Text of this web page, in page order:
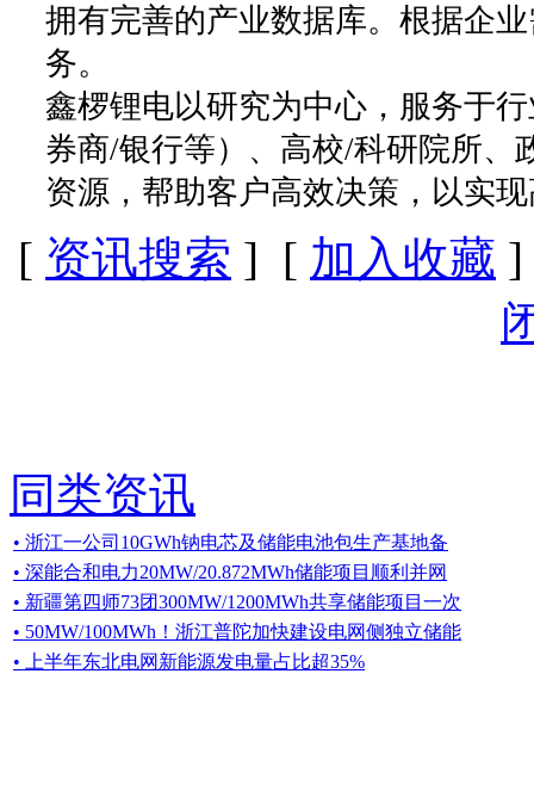
拥有完善的产业数据库。根据企
务。
鑫椤锂电以研究为中心，服务于
券商/银行等）、高校/科研院所、
资源，帮助客户高效决策，以实
[ 资讯搜索 ] [ 加入收藏
同类资讯
• 浙江一公司10GWh钠电芯及储能电池包生产基地备
• 深能合和电力20MW/20.872MWh储能项目顺利并网
• 新疆第四师73团300MW/1200MWh共享储能项目一次
• 50MW/100MWh！浙江普陀加快建设电网侧独立储能
• 上半年东北电网新能源发电量占比超35%